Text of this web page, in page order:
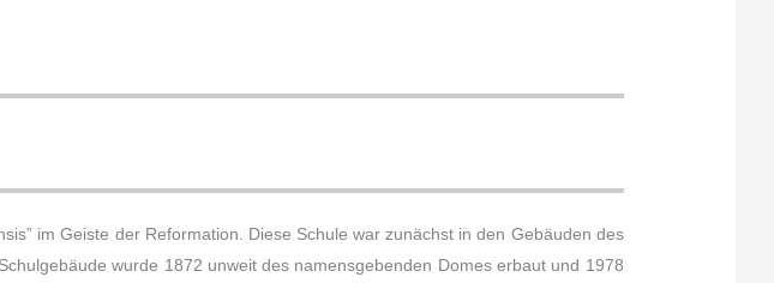
im Geiste der Reformation. Diese Schule war zunächst in den Gebäuden des
wurde 1872 unweit des namensgebenden Domes erbaut und 1978